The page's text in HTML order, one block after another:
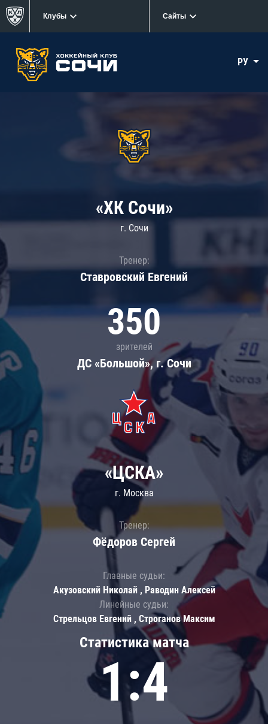
Клубы Сайты
РУ
«ХК Сочи»
г. Сочи
Тренер:
Ставровский Евгений
350
зрителей
ДС «Большой», г. Сочи
Статистика матча
1:4
«ЦСКА»
г. Москва
Тренер:
Фёдоров Сергей
Главные судьи:
Акузовский Николай , Раводин Алексей
Линейные судьи:
Стрельцов Евгений , Строганов Максим